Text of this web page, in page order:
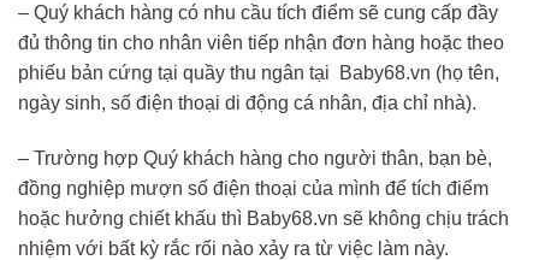
– Quý khách hàng có nhu cầu tích điểm sẽ cung cấp đầy
đủ thông tin cho nhân viên tiếp nhận đơn hàng hoặc theo
phiếu bản cứng tại quầy thu ngân tại Baby68.vn (họ tên,
ngày sinh, số điện thoại di động cá nhân, địa chỉ nhà).
– Trường hợp Quý khách hàng cho người thân, bạn bè,
đồng nghiệp mượn số điện thoại của mình để tích điểm
hoặc hưởng chiết khấu thì Baby68.vn sẽ không chịu trách
nhiệm với bất kỳ rắc rối nào xảy ra từ việc làm này.